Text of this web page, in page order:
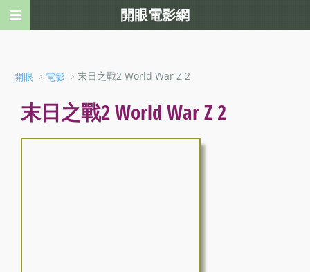
開眼 ﹥ 電影 ﹥末日之戰2 World War Z 2
末日之戰2 World War Z 2
開眼電影網